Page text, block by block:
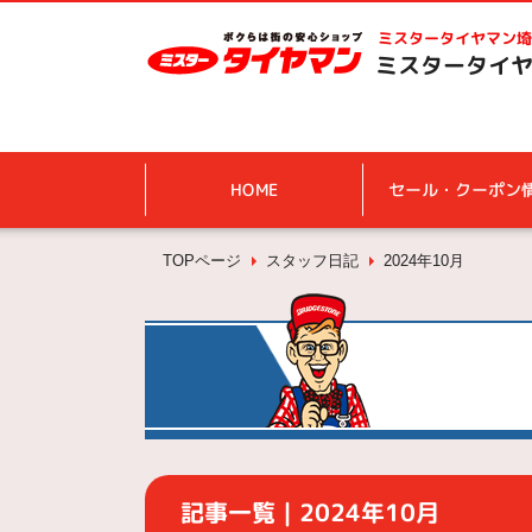
ミスタータイヤマン
ミスタータイ
HOME セール・クーポン
TOPページ スタッフ日記 2024年10月
記事一覧｜2024年10月